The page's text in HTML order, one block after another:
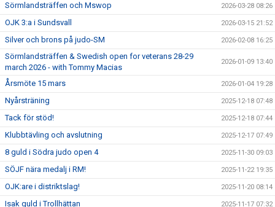
Sörmlandsträffen och Mswop 2026-03-28 08:26
OJK 3:a i Sundsvall 2026-03-15 21:52
Silver och brons på judo-SM 2026-02-08 16:25
Sörmlandsträffen & Swedish open for veterans 28-29
march 2026 - with Tommy Macias
2026-01-09 13:40
Årsmöte 15 mars 2026-01-04 19:28
Nyårsträning 2025-12-18 07:48
Tack för stöd! 2025-12-18 07:44
Klubbtävling och avslutning 2025-12-17 07:49
8 guld i Södra judo open 4 2025-11-30 09:03
SÖJF nära medalj i RM! 2025-11-22 19:35
OJK:are i distriktslag! 2025-11-20 08:14
Isak guld i Trollhättan 2025-11-17 07:32